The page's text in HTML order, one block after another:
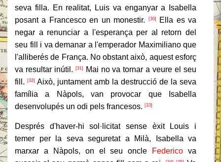
seva filla. En realitat, Luis va enganyar a Isabella
posant a Francesco en un monestir.
[30]
Ella es va
negar a renunciar a l'esperança per al retorn del
seu fill i va demanar a l'emperador Maximiliano que
l'alliberés de França. No obstant això, aquest esforç
va resultar inútil.
[31]
Mai no va tornar a veure el seu
fill.
[32] Això, juntament amb la destrucció de la seva
família a Nàpols, van provocar que Isabella
desenvolupés un odi pels francesos. [33]
Després d'haver-hi sol·licitat sense èxit Louis i
temer per la seva seguretat a Milà, Isabella va
marxar a Nàpols, on el seu oncle
Federico va